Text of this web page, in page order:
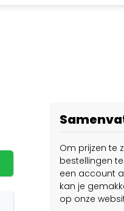
Om prijzen te
bestellingen
een account
kan je
op onze